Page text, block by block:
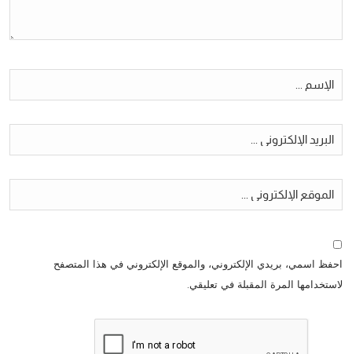
احفظ اسمي، بريدي الإلكتروني، والموقع الإلكتروني في هذا المتصفح
لاستخدامها المرة المقبلة في تعليقي.